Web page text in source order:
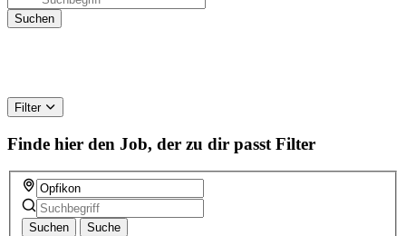
Filter
Finde hier den Job, der zu dir passt Filter
Suchen Suche